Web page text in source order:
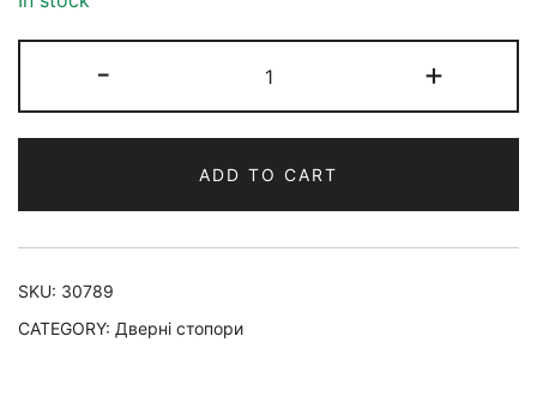
- +
ADD TO CART
SKU: 30789
CATEGORY: Дверні стопори